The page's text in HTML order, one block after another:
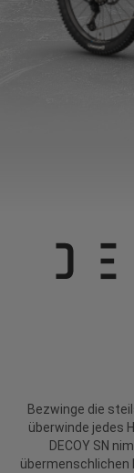
Bezwinge die
überwinde jedes
DECOY SN
übermenschlichen